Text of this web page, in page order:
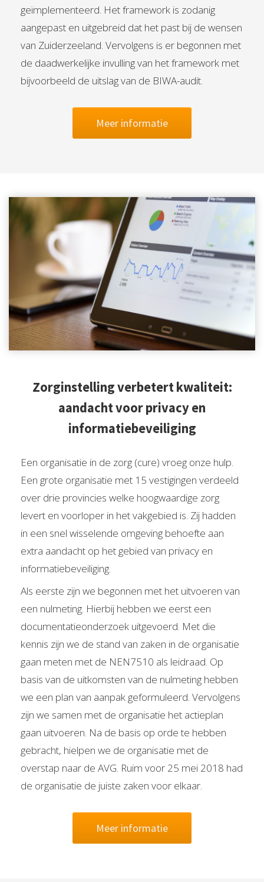
geïmplementeerd. Het framework is zodanig
aangepast en uitgebreid dat het past bij de wensen
van Zuiderzeeland. Vervolgens is er begonnen met
de daadwerkelijke invulling van het framework met
bijvoorbeeld de uitslag van de BIWA-audit.
Meer informatie
Zorginstelling verbetert kwaliteit:
aandacht voor privacy en
informatiebeveiliging
Een organisatie in de zorg (cure) vroeg onze hulp.
Een grote organisatie met 15 vestigingen verdeeld
over drie provincies welke hoogwaardige zorg
levert en voorloper in het vakgebied is. Zij hadden
in een snel wisselende omgeving behoefte aan
extra aandacht op het gebied van privacy en
informatiebeveiliging.
Als eerste zijn we begonnen met het uitvoeren van
een nulmeting. Hierbij hebben we eerst een
documentatieonderzoek uitgevoerd. Met die
kennis zijn we de stand van zaken in de organisatie
gaan meten met de NEN7510 als leidraad. Op
basis van de uitkomsten van de nulmeting hebben
we een plan van aanpak geformuleerd. Vervolgens
zijn we samen met de organisatie het actieplan
gaan uitvoeren. Na de basis op orde te hebben
gebracht, hielpen we de organisatie met de
overstap naar de AVG. Ruim voor 25 mei 2018 had
de organisatie de juiste zaken voor elkaar.
Meer informatie